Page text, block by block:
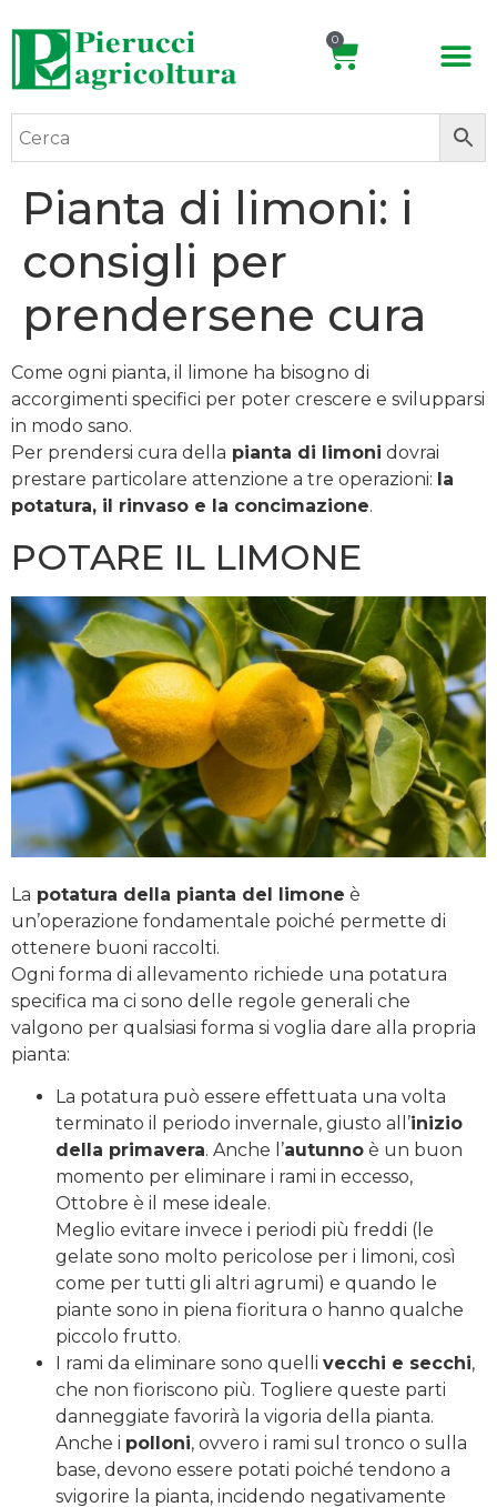
0
Pianta di limoni: i
consigli per
prendersene cura
Come ogni pianta, il limone ha bisogno di
accorgimenti specifici per poter crescere e svilupparsi
in modo sano.
Per prendersi cura della pianta di limoni dovrai
prestare particolare attenzione a tre operazioni: la
potatura, il rinvaso e la concimazione.
POTARE IL LIMONE
La potatura della pianta del limone è
un’operazione fondamentale poiché permette di
ottenere buoni raccolti.
Ogni forma di allevamento richiede una potatura
specifica ma ci sono delle regole generali che
valgono per qualsiasi forma si voglia dare alla propria
pianta:
La potatura può essere effettuata una volta
terminato il periodo invernale, giusto all’inizio
della primavera. Anche l’autunno è un buon
momento per eliminare i rami in eccesso,
Ottobre è il mese ideale.
Meglio evitare invece i periodi più freddi (le
gelate sono molto pericolose per i limoni, così
come per tutti gli altri agrumi) e quando le
piante sono in piena fioritura o hanno qualche
piccolo frutto.
I rami da eliminare sono quelli vecchi e secchi,
che non fioriscono più. Togliere queste parti
danneggiate favorirà la vigoria della pianta.
Anche i polloni, ovvero i rami sul tronco o sulla
base, devono essere potati poiché tendono a
svigorire la pianta, incidendo negativamente